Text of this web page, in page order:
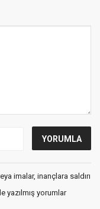
imalar, inançlara saldırı
yazılmış yorumlar